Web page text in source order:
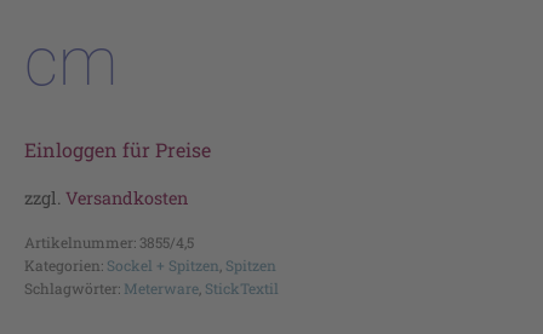
cm
Einloggen für Preise
zzgl. Versandkosten
Artikelnummer: 3855/4,5
Kategorien: Sockel + Spitzen Spitzen
Schlagwörter: Meterware StickTextil